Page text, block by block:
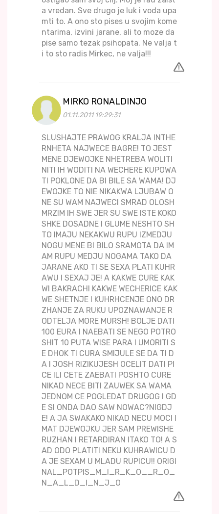
a vredan. Sve drugo je luk i voda upa
mti to. A ono sto pises u svojim kome
ntarima, izvini jarane, ali to moze da
pise samo tezak psihopata. Ne valja t
i to sto radis Mirkec, ne valja!!!
MIRKO RONALDINJO
01.11.2011 19:29:31
SLUSHAJTE PRAWOG KRALJA INTHE
RNHETA NAJWECE BAGRE! TO JEST
MENE DJEWOJKE NHETREBA WOLITI
NITI IH WODITI NA WECHERE KUPOWA
TI POKLONE DA BI BILE SA WAMA! DJ
EWOJKE TO NIE NIKAKWA LJUBAW O
NE SU WAM NAJWECI SMRAD OLOSH
MRZIM IH SWE JER SU SWE ISTE KOKO
SHKE DOSADNE I GLUME NESHTO SH
TO IMAJU NEKAKWU RUPU IZMEDJU
NOGU MENE BI BILO SRAMOTA DA IM
AM RUPU MEDJU NOGAMA TAKO DA
JARANE AKO TI SE SEXA PLATI KUHR
AWU I SEXAJ JE! A KAKWE CURE KAK
WI BAKRACHI KAKWE WECHERICE KAK
WE SHETNJE I KUHRHCENJE ONO DR
ZHANJE ZA RUKU UPOZNAWANJE R
ODTELJA MORE MURSH! BOLJE DATI
100 EURA I NAEBATI SE NEGO POTRO
SHIT 10 PUTA WISE PARA I UMORITI S
E DHOK TI CURA SMIJULE SE DA TI D
A I JOSH RIZIKUJESH OCELIT DATI PI
CE ILI CETE ZAEBATI POSHTO CURE
NIKAD NECE BITI ZAUWEK SA WAMA
JEDNOM CE POGLEDAT DRUGOG I GD
E SI ONDA DAO SAW NOWAC?NIGDJ
E! A JA SWAKAKO NIKAD NECU MOCI I
MAT DJEWOJKU JER SAM PREWISHE
RUZHAN I RETARDIRAN ITAKO TO! A S
AD ODO PLATITI NEKU KUHRAWICU D
A JE SEXAM U MLADU RUPICU!! ORIGI
NAL_POTPIS_M_I_R_K_O__R_O_
N_A_L_D_I_N_J_O